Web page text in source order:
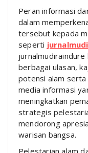
Peran informasi
dalam
tersebut kepada
seperti
berbagai ulasan,
potensi alam serta
media informasi
meningkatkan
strategis
mendorong
warisan bangsa.
Pelestarian alam